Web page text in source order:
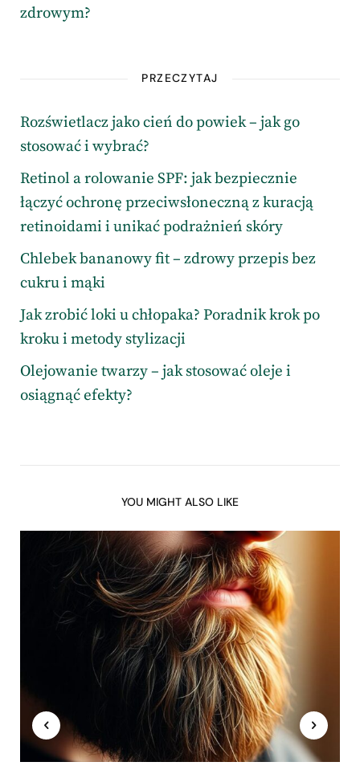
zdrowym?
PRZECZYTAJ
Rozświetlacz jako cień do powiek – jak go
stosować i wybrać?
Retinol a rolowanie SPF: jak bezpiecznie
łączyć ochronę przeciwsłoneczną z kuracją
retinoidami i unikać podrażnień skóry
Chlebek bananowy fit – zdrowy przepis bez
cukru i mąki
Jak zrobić loki u chłopaka? Poradnik krok po
kroku i metody stylizacji
Olejowanie twarzy – jak stosować oleje i
osiągnąć efekty?
YOU MIGHT ALSO LIKE